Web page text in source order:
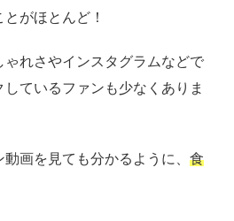
がほとんど！
ゃれさやインスタグラムなどで
ているファンも少なくありま
画を見ても分かるように、 食